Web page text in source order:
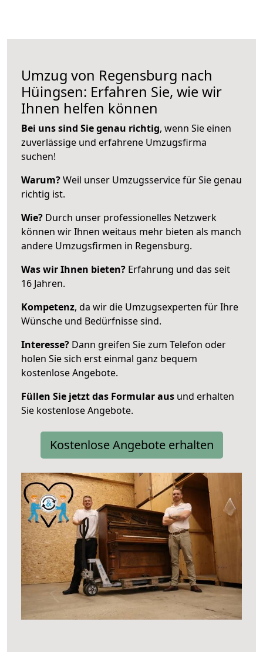
Umzug von Regensburg nach
Hüingsen: Erfahren Sie, wie wir
Ihnen helfen können
Bei uns sind Sie genau richtig, wenn Sie einen
zuverlässige und erfahrene Umzugsfirma
suchen!
Warum?Weil unser Umzugsservice für Sie genau
richtig ist.
Wie? Durch unser professionelles Netzwerk
können wir Ihnen weitaus mehr bieten als manch
andere Umzugsfirmen in Regensburg.
Was wir Ihnen bieten? Erfahrung und das seit
16 Jahren.
Kompetenz, da wir die Umzugsexperten für Ihre
Wünsche und Bedürfnisse sind.
Interesse? Dann greifen Sie zum Telefon oder
holen Sie sich erst einmal ganz bequem
kostenlose Angebote.
Füllen Sie jetzt das Formular aus und erhalten
Sie kostenlose Angebote.
Kostenlose Angebote erhalten